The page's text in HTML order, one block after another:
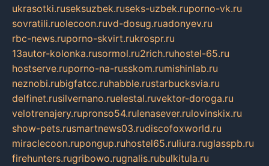
ukrasotki.ruseksuzbek.ruseks-uzbek.ruporno-vk.ru
sovratili.ruolecoon.ruvd-dosug.ruadonyev.ru
rbc-news.ruporno-skvirt.rukrospr.ru
13autor-kolonka.rusormol.ru2rich.ruhostel-65.ru
hostserve.ruporno-na-russkom.rumishinlab.ru
neznobi.rubigfatcc.ruhabble.rustarbucksvia.ru
delfinet.rusilvernano.ruelestal.ruvektor-doroga.ru
velotrenajery.rupronso54.rulenasever.rulovinskix.ru
show-pets.rusmartnews03.rudiscofoxworld.ru
miraclecoon.rupongup.ruhostel65.ruliura.ruglasspb.ru
firehunters.rugribowo.rugnalis.rubulkitula.ru